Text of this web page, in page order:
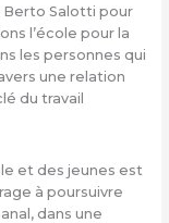
Berto Salotti pour
l’école pour la
les personnes qui
une relation
du travail
et des jeunes est
à poursuivre
dans une